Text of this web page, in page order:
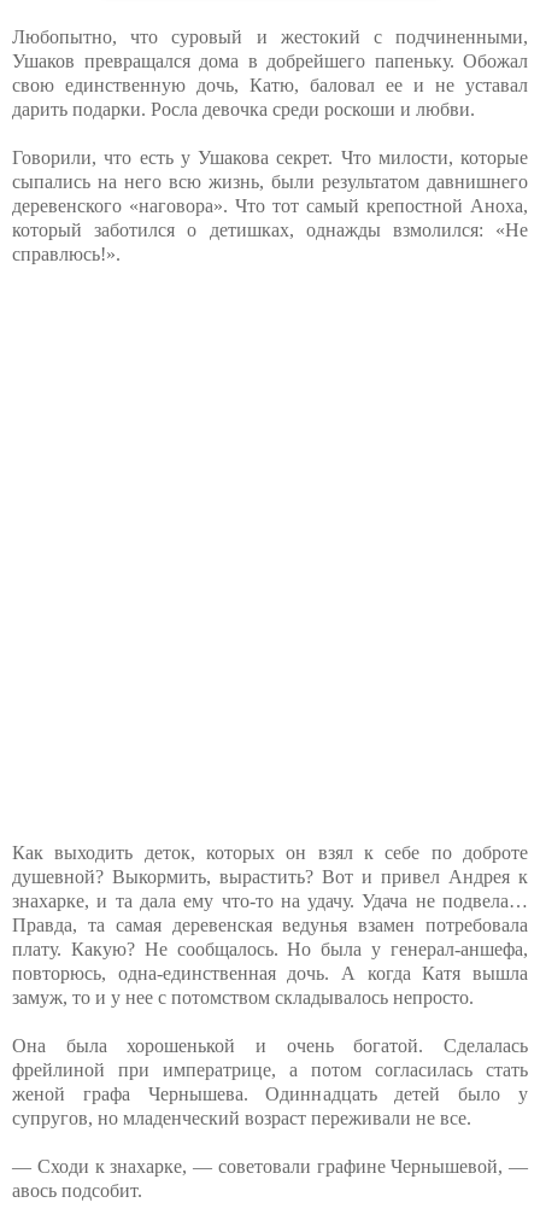
Любопытно, что суровый и жестокий с подчиненными,
Ушаков превращался дома в добрейшего папеньку. Обожал
свою единственную дочь, Катю, баловал ее и не уставал
дарить подарки. Росла девочка среди роскоши и любви.
Говорили, что есть у Ушакова секрет. Что милости, которые
сыпались на него всю жизнь, были результатом давнишнего
деревенского «наговора». Что тот самый крепостной Аноха,
который заботился о детишках, однажды взмолился: «Не
справлюсь!».
Как выходить деток, которых он взял к себе по доброте
душевной? Выкормить, вырастить? Вот и привел Андрея к
знахарке, и та дала ему что-то на удачу. Удача не подвела…
Правда, та самая деревенская ведунья взамен потребовала
плату. Какую? Не сообщалось. Но была у генерал-аншефа,
повторюсь, одна-единственная дочь. А когда Катя вышла
замуж, то и у нее с потомством складывалось непросто.
Она была хорошенькой и очень богатой. Сделалась
фрейлиной при императрице, а потом согласилась стать
женой графа Чернышева. Одиннадцать детей было у
супругов, но младенческий возраст переживали не все.
— Сходи к знахарке, — советовали графине Чернышевой, —
авось подсобит.